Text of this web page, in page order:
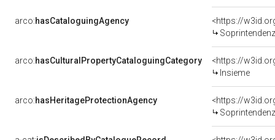
arco:hasCataloguingAgency
<https://
arco:hasCulturalPropertyCataloguingCategory
<https://
Insieme
arco:hasHeritageProtectionAgency
<https://